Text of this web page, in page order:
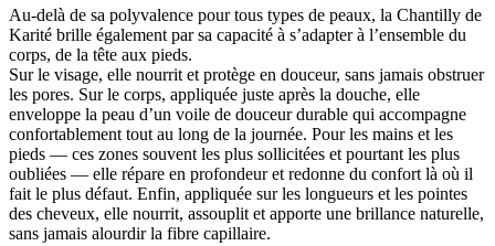
Au-delà de sa polyvalence pour tous types de peaux, la Chantilly de
Karité brille également par sa capacité à s’adapter à l’ensemble du
corps, de la tête aux pieds.
Sur le visage, elle nourrit et protège en douceur, sans jamais obstruer
les pores. Sur le corps, appliquée juste après la douche, elle
enveloppe la peau d’un voile de douceur durable qui accompagne
confortablement tout au long de la journée. Pour les mains et les
pieds — ces zones souvent les plus sollicitées et pourtant les plus
oubliées — elle répare en profondeur et redonne du confort là où il
fait le plus défaut. Enfin, appliquée sur les longueurs et les pointes
des cheveux, elle nourrit, assouplit et apporte une brillance naturelle,
sans jamais alourdir la fibre capillaire.